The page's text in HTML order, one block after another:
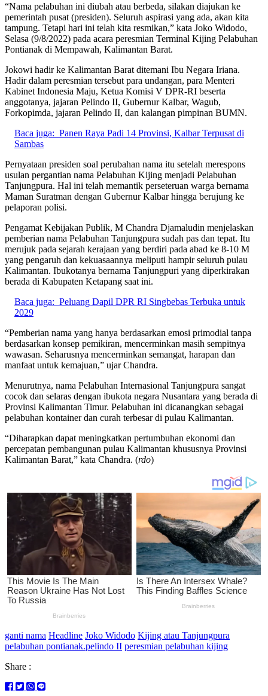
“Nama pelabuhan ini diubah atau berbeda, silakan diajukan ke
pemerintah pusat (presiden). Seluruh aspirasi yang ada, akan kita
tampung. Tetapi hari ini telah kita resmikan,” kata Joko Widodo,
Selasa (9/8/2022) pada acara peresmian Terminal Kijing Pelabuhan
Pontianak di Mempawah, Kalimantan Barat.
Jokowi hadir ke Kalimantan Barat ditemani Ibu Negara Iriana.
Hadir dalam peresmian tersebut para undangan, para Menteri
Kabinet Indonesia Maju, Ketua Komisi V DPR-RI beserta
anggotanya, jajaran Pelindo II, Gubernur Kalbar, Wagub,
Forkopimda, jajaran Pelindo II, dan kalangan pimpinan BUMN.
Baca juga: Panen Raya Padi 14 Provinsi, Kalbar Terpusat di
Sambas
Pernyataan presiden soal perubahan nama itu setelah merespons
usulan pergantian nama Pelabuhan Kijing menjadi Pelabuhan
Tanjungpura. Hal ini telah memantik perseteruan warga bernama
Maman Suratman dengan Gubernur Kalbar hingga berujung ke
pelaporan polisi.
Pengamat Kebijakan Publik, M Chandra Djamaludin menjelaskan
pemberian nama Pelabuhan Tanjungpura sudah pas dan tepat. Itu
merujuk pada sejarah kerajaan yang berdiri pada abad ke 8-10 M
yang pengaruh dan kekuasaannya meliputi hampir seluruh pulau
Kalimantan. Ibukotanya bernama Tanjungpuri yang diperkirakan
berada di Kabupaten Ketapang saat ini.
Baca juga: Peluang Dapil DPR RI Singbebas Terbuka untuk
2029
“Pemberian nama yang hanya berdasarkan emosi primodial tanpa
berdasarkan konsep pemikiran, mencerminkan masih sempitnya
wawasan. Seharusnya mencerminkan semangat, harapan dan
manfaat untuk kemajuan,” ujar Chandra.
Menurutnya, nama Pelabuhan Internasional Tanjungpura sangat
cocok dan selaras dengan ibukota negara Nusantara yang berada di
Provinsi Kalimantan Timur. Pelabuhan ini dicanangkan sebagai
pelabuhan kontainer dan curah terbesar di pulau Kalimantan.
“Diharapkan dapat meningkatkan pertumbuhan ekonomi dan
percepatan pembangunan pulau Kalimantan khususnya Provinsi
Kalimantan Barat,” kata Chandra. (rdo)
ganti nama Headline Joko Widodo Kijing atau Tanjungpura
pelabuhan pontianak.pelindo II peresmian pelabuhan kijing
Share :